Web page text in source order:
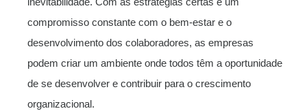
compromisso constante com o bem-estar e o
desenvolvimento dos colaboradores, as empresas
podem criar um ambiente onde todos têm a oportunidade
de se desenvolver e contribuir para o crescimento
organizacional.